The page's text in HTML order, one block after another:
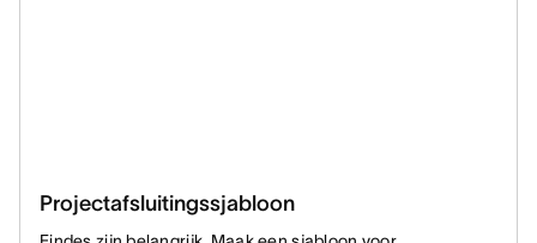
Projectafsluitingssjabloon